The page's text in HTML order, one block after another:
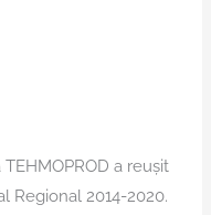
a reușit
Regional 2014-2020.